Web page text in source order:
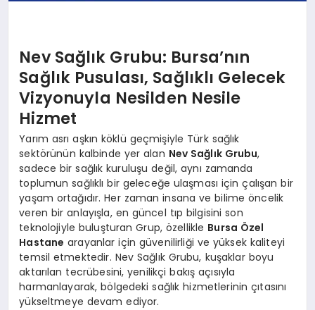
Nev Sağlık Grubu: Bursa’nın
Sağlık Pusulası, Sağlıklı Gelecek
Vizyonuyla Nesilden Nesile
Hizmet
Yarım asrı aşkın köklü geçmişiyle Türk sağlık
sektörünün kalbinde yer alan Nev Sağlık Grubu,
sadece bir sağlık kuruluşu değil, aynı zamanda
toplumun sağlıklı bir geleceğe ulaşması için çalışan bir
yaşam ortağıdır. Her zaman insana ve bilime öncelik
veren bir anlayışla, en güncel tıp bilgisini son
teknolojiyle buluşturan Grup, özellikle Bursa Özel
Hastane arayanlar için güvenilirliği ve yüksek kaliteyi
temsil etmektedir. Nev Sağlık Grubu, kuşaklar boyu
aktarılan tecrübesini, yenilikçi bakış açısıyla
harmanlayarak, bölgedeki sağlık hizmetlerinin çıtasını
yükseltmeye devam ediyor.